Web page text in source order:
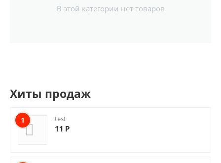
В этой категории нет товаров
Хиты продаж
1 test
11 Р